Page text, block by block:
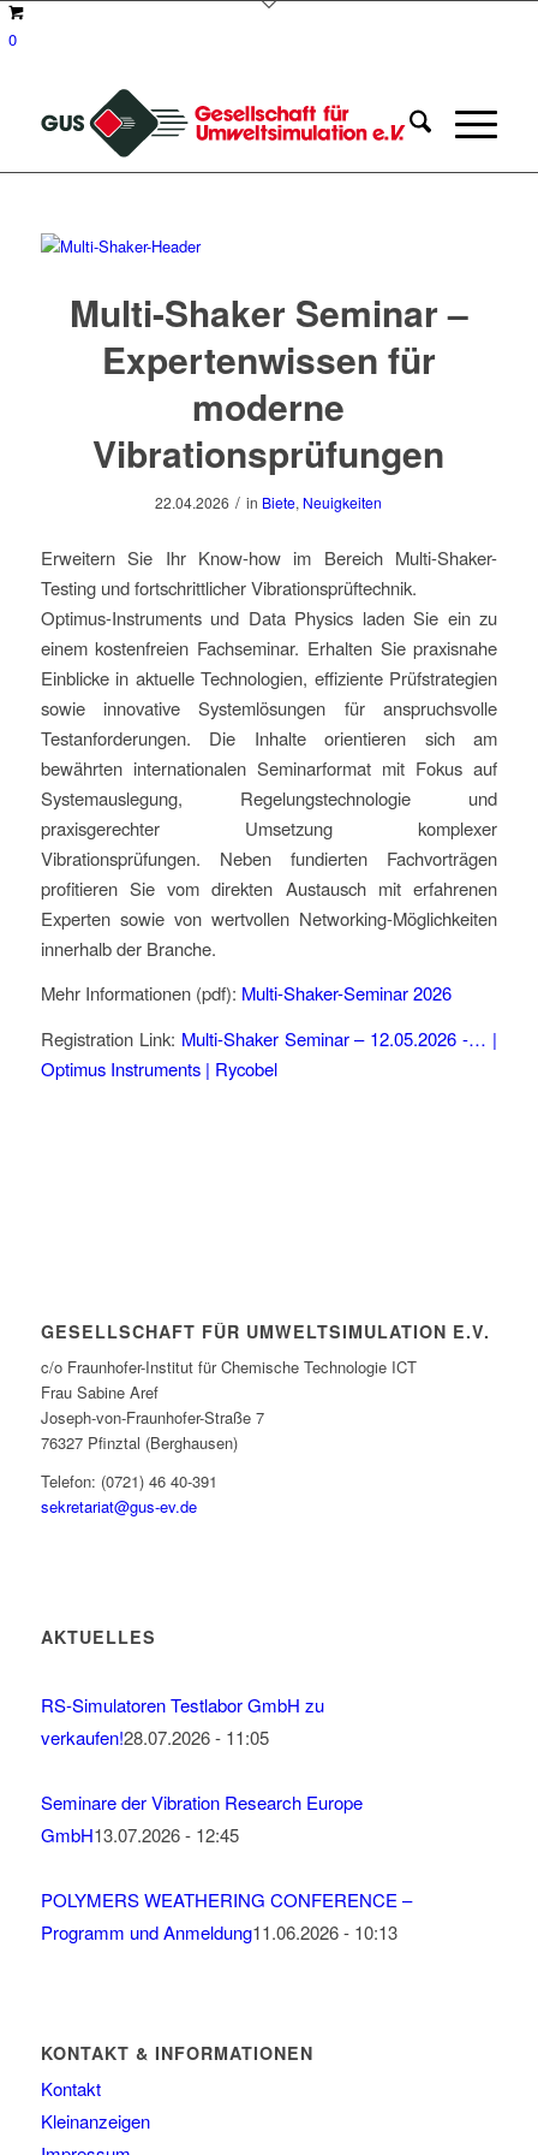
0
Multi-Shaker Seminar –
Expertenwissen für
moderne
Vibrationsprüfungen
22.04.2026 / in Biete, Neuigkeiten
Erweitern Sie Ihr Know-how im Bereich Multi-Shaker-
Testing und fortschrittlicher Vibrationsprüftechnik.
Optimus-Instruments und Data Physics laden Sie ein zu
einem kostenfreien Fachseminar. Erhalten Sie praxisnahe
Einblicke in aktuelle Technologien, effiziente Prüfstrategien
sowie innovative Systemlösungen für anspruchsvolle
Testanforderungen. Die Inhalte orientieren sich am
bewährten internationalen Seminarformat mit Fokus auf
Systemauslegung, Regelungstechnologie und
praxisgerechter Umsetzung komplexer
Vibrationsprüfungen. Neben fundierten Fachvorträgen
profitieren Sie vom direkten Austausch mit erfahrenen
Experten sowie von wertvollen Networking-Möglichkeiten
innerhalb der Branche.
Mehr Informationen (pdf): Multi-Shaker-Seminar 2026
Registration Link: Multi-Shaker Seminar – 12.05.2026 -… |
Optimus Instruments | Rycobel
GESELLSCHAFT FÜR UMWELTSIMULATION E.V.
c/o Fraunhofer-Institut für Chemische Technologie ICT
Frau Sabine Aref
Joseph-von-Fraunhofer-Straße 7
76327 Pfinztal (Berghausen)
Telefon: (0721) 46 40-391
sekretariat@gus-ev.de
AKTUELLES
RS-Simulatoren Testlabor GmbH zu
verkaufen!28.07.2026 - 11:05
Seminare der Vibration Research Europe
GmbH13.07.2026 - 12:45
POLYMERS WEATHERING CONFERENCE –
Programm und Anmeldung11.06.2026 - 10:13
KONTAKT & INFORMATIONEN
Kontakt
Kleinanzeigen